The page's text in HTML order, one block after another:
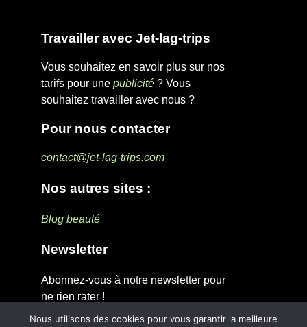
Travailler avec Jet-lag-trips
Vous souhaitez en savoir plus sur nos
tarifs pour une publicité ? Vous
souhaitez travailler avec nous ?
Pour nous contacter
contact@jet-lag-trips.com
Nos autres sites :
Blog beauté
Newsletter
Abonnez-vous à notre newsletter pour
ne rien rater !
Nous utilisons des cookies pour vous garantir la meilleure